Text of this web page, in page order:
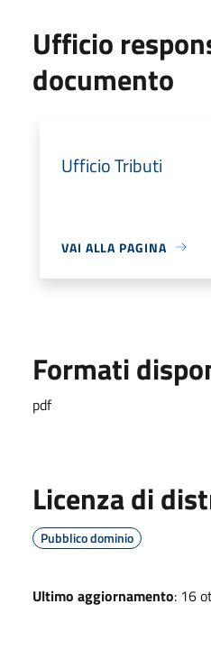
Ufficio
documento
Ufficio Tributi
VAI ALLA PAGINA
Formati
pdf
Licenza di
Pubblico dominio
Ultimo aggiornamento: 16